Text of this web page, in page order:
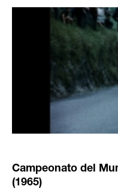
Campeonato del
(1965)